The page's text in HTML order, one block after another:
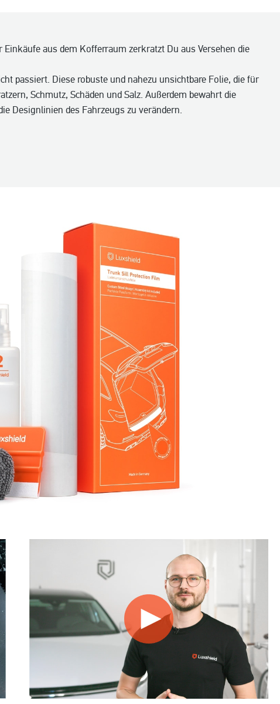
aus dem Kofferraum zerkratzt Du aus Versehen die
passiert. Diese robuste und nahezu unsichtbare Folie, die für
Schmutz, Schäden und Salz. Außerdem bewahrt die
Designlinien des Fahrzeugs zu verändern.